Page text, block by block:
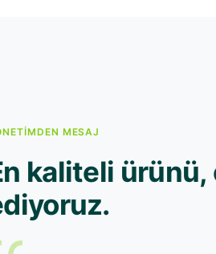
MESAJ
kaliteli